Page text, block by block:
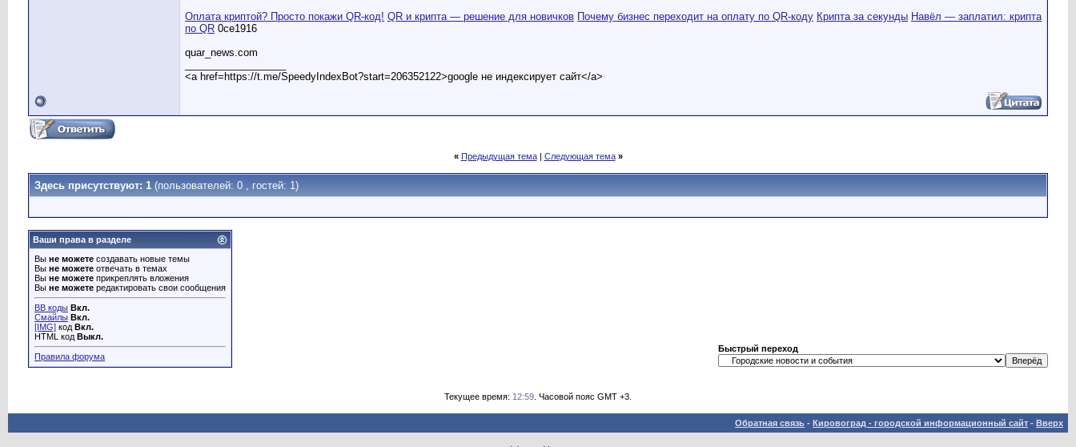
Оплата криптой? Просто покажи QR-код! QR и крипта — решение для новичков Почему бизнес переходит на оплату по QR-коду Крипта за секунды Навёл — заплатил: крипта
по QR 0ce1916
quar_news.com
<a href=https://t.me/SpeedyIndexBot?start=206352122>google не индексирует сайт</a>
« Предыдущая тема| Следующая тема »
Здесь присутствуют: 1 (пользователей: 0 , гостей: 1)
Ваши права в разделе
Вы не можете создавать новые темы
Вы не можете отвечать в темах
Вы не можете прикреплять вложения
Вы не можете редактировать свои сообщения
BB коды Вкл.
Смайлы Вкл.
[IMG] код Вкл.
HTML код Выкл.
Правила форума
Быстрый переход
Текущее время: 12:59 . Часовой пояс GMT +3.
Обратная связь - Кировоград - городской информационный сайт - Вверх